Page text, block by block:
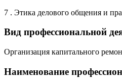
7 . Этика делового общения и
Вид профессиональной
Организация капитального
Наименование